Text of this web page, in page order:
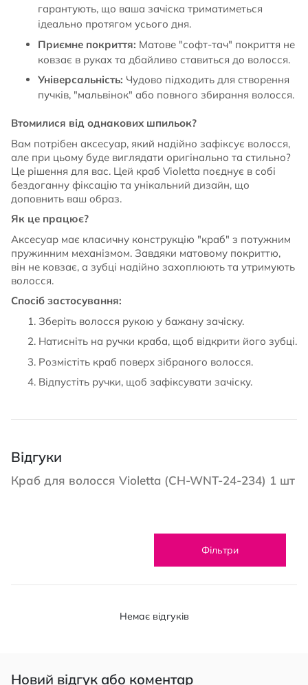
гарантують, що ваша зачіска триматиметься
ідеально протягом усього дня.
Приємне покриття: Матове "софт-тач" покриття не
ковзає в руках та дбайливо ставиться до волосся.
Універсальність: Чудово підходить для створення
пучків, "мальвінок" або повного збирання волосся.
Втомилися від однакових шпильок?
Вам потрібен аксесуар, який надійно зафіксує волосся,
але при цьому буде виглядати оригінально та стильно?
Це рішення для вас. Цей краб Violetta поєднує в собі
бездоганну фіксацію та унікальний дизайн, що
доповнить ваш образ.
Як це працює?
Аксесуар має класичну конструкцію "краб" з потужним
пружинним механізмом. Завдяки матовому покриттю,
він не ковзає, а зубці надійно захоплюють та утримують
волосся.
Спосіб застосування:
Зберіть волосся рукою у бажану зачіску.
Натисніть на ручки краба, щоб відкрити його зубці.
Розмістіть краб поверх зібраного волосся.
Відпустіть ручки, щоб зафіксувати зачіску.
Відгуки
Краб для волосся Violetta (CH-WNT-24-234) 1 шт
Фільтри
Немає відгуків
Новий відгук або коментар